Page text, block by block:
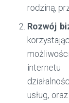
rodziną,
Rozwój
usług,